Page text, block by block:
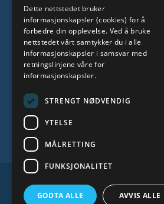
Senter for stamceller
OM OSS
Hvem er vi
Spesialistteam
Kontakter
Copyright 2026, iVF Riga.
RUSSIAN
Dette nettstedet bruker
informasjonskapsler (cookies) for å
forbedre din opplevelse. Ved å bruke
nettstedet vårt samtykker du i alle
informasjonskapsler i samsvar med
retningslinjene våre for
informasjonskapsler.
STRENGT NØDVENDIG
YTELSE
MÅLRETTING
FUNKSJONALITET
GODTA ALLE AVVIS ALLE